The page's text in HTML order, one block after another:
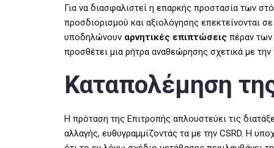
Για να διασφαλιστεί η επαρκής προστασία των
προσδιορισμού και αξιολόγησης επεκτείνονται
υποδηλώνουν αρνητικές επιπτώσεις πέραν των
προσθέτει μια ρήτρα αναθεώρησης σχετικά με
Καταπολέμηση
Η πρόταση της Επιτροπής απλουστεύει τις
αλλαγής, ευθυγραμμίζοντάς τα με την CSRD. Η